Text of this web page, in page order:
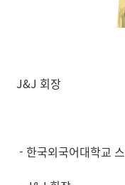
J&J 회장
- 한국외국어대학교